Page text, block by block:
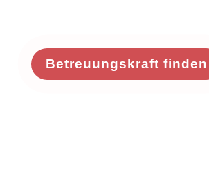
Betreuungskraft finden